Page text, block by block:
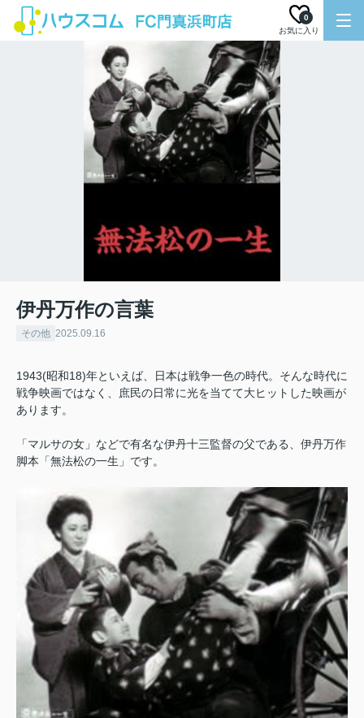
お気に入り
0
伊丹万作の言葉
その他 2025.09.16
1943(昭和18)年といえば、日本は戦争一色の時代。そんな時代に
戦争映画ではなく、庶民の日常に光を当てて大ヒットした映画が
あります。
「マルサの女」などで有名な伊丹十三監督の父である、伊丹万作
脚本「無法松の一生」です。